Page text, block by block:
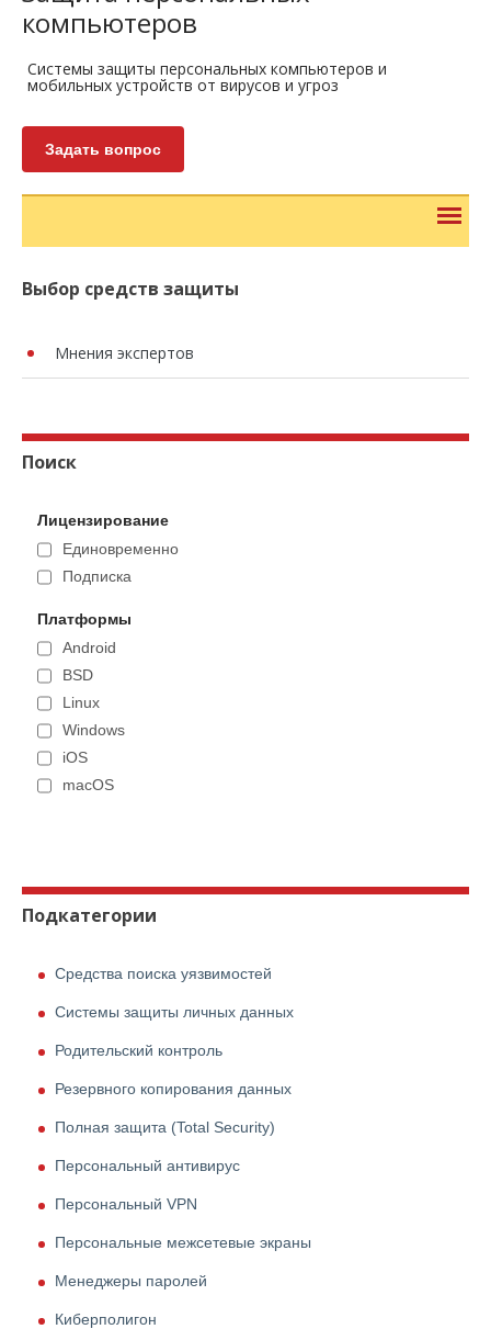
компьютеров
Системы защиты персональных компьютеров и
мобильных устройств от вирусов и угроз
Задать вопрос
Выбор средств защиты
Мнения экспертов
Поиск
Лицензирование
Единовременно
Подписка
Платформы
Android
BSD
Linux
Windows
iOS
macOS
Подкатегории
Средства поиска уязвимостей
Системы защиты личных данных
Родительский контроль
Резервного копирования данных
Полная защита (Total Security)
Персональный антивирус
Персональный VPN
Персональные межсетевые экраны
Менеджеры паролей
Киберполигон